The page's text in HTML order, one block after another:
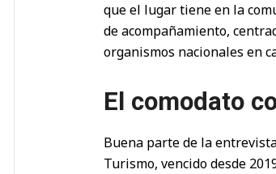
que el lugar tiene en la
de acompañamiento,
organismos nacionales en
El comodato
Buena parte de la
Turismo, vencido desde